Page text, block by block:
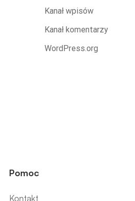
Kanał wpisów
Kanał komentarzy
WordPress.org
Pomoc
Kontakt